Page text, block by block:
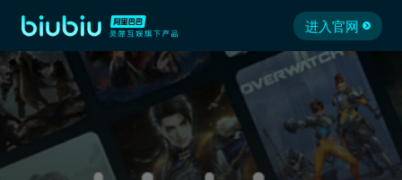
进入官网